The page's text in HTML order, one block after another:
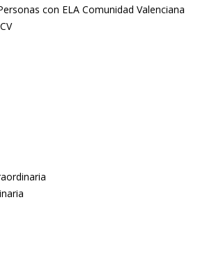
con ELA Comunidad Valenciana